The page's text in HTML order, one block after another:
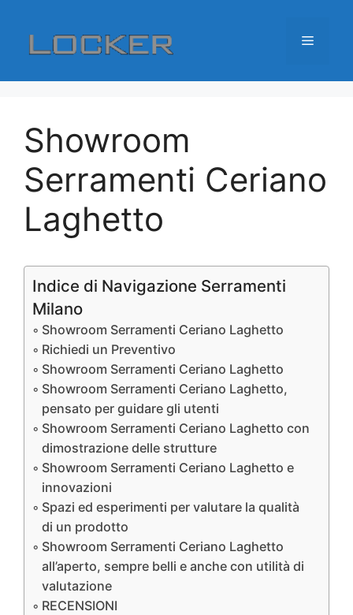
contenuto
Menu
Showroom
Serramenti Ceriano
Laghetto
Indice di Navigazione Serramenti
Milano
Showroom Serramenti Ceriano Laghetto
Richiedi un Preventivo
Showroom Serramenti Ceriano Laghetto
Showroom Serramenti Ceriano Laghetto,
pensato per guidare gli utenti
Showroom Serramenti Ceriano Laghetto con
dimostrazione delle strutture
Showroom Serramenti Ceriano Laghetto e
innovazioni
Spazi ed esperimenti per valutare la qualità
di un prodotto
Showroom Serramenti Ceriano Laghetto
all’aperto, sempre belli e anche con utilità di
valutazione
RECENSIONI